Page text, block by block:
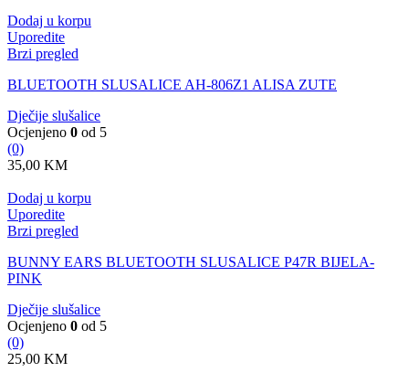
Dodaj u korpu
Uporedite
Brzi pregled
BLUETOOTH SLUSALICE AH-806Z1 ALISA ZUTE
Dječije slušalice
Ocjenjeno 0 od 5
(0)
35,00 KM
Dodaj u korpu
Uporedite
Brzi pregled
BUNNY EARS BLUETOOTH SLUSALICE P47R BIJELA-
PINK
Dječije slušalice
Ocjenjeno 0 od 5
(0)
25,00 KM